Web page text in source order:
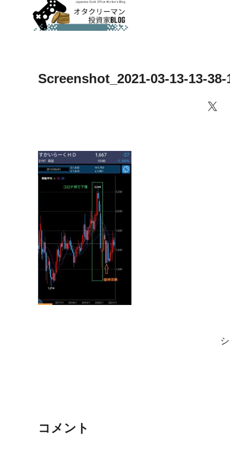
Screenshot_2021-03-13-13-38-
コメント